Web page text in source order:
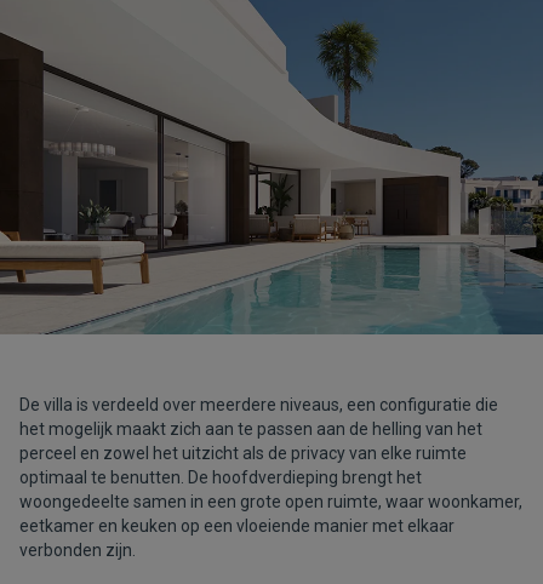
De villa is verdeeld over meerdere niveaus, een configuratie die
het mogelijk maakt zich aan te passen aan de helling van het
perceel en zowel het uitzicht als de privacy van elke ruimte
optimaal te benutten. De hoofdverdieping brengt het
woongedeelte samen in een grote open ruimte, waar woonkamer,
eetkamer en keuken op een vloeiende manier met elkaar
verbonden zijn.